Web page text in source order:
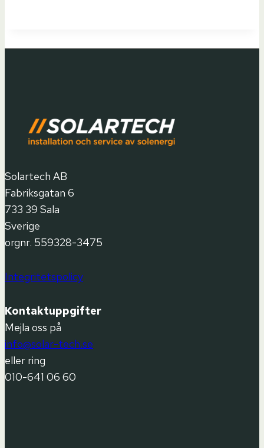
Solartech AB
Fabriksgatan 6
733 39 Sala
Sverige
orgnr. 559328-3475
Integritetspolicy
Kontaktuppgifter
Mejla oss på
info@solar-tech.se
eller ring
010-641 06 60